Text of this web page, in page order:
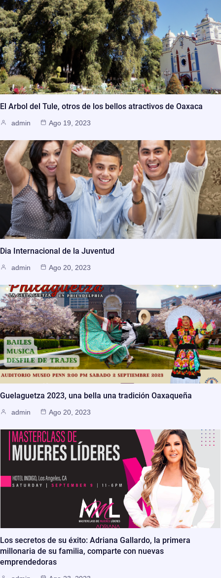
El Arbol del Tule, otros de los bellos atractivos de Oaxaca
admin Ago 19, 2023
Dia Internacional de la Juventud
admin Ago 20, 2023
Guelaguetza 2023, una bella una tradición Oaxaqueña
admin Ago 20, 2023
Los secretos de su éxito: Adriana Gallardo, la primera
millonaria de su familia, comparte con nuevas
emprendedoras